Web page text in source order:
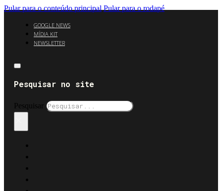
Pular para o conteúdo principal Pular para o rodapé
GOOGLE NEWS
MÍDIA KIT
NEWSLETTER
Pesquisar no site
Pesquisar